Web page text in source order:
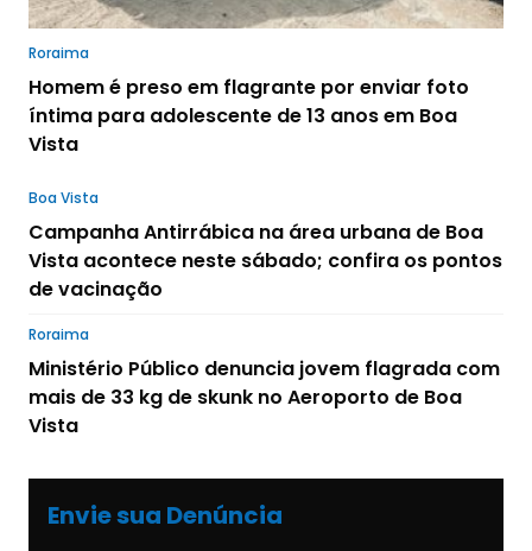
Roraima
Homem é preso em flagrante por enviar foto
íntima para adolescente de 13 anos em Boa
Vista
Boa Vista
Campanha Antirrábica na área urbana de Boa
Vista acontece neste sábado; confira os pontos
de vacinação
Roraima
Ministério Público denuncia jovem flagrada com
mais de 33 kg de skunk no Aeroporto de Boa
Vista
Envie sua Denúncia